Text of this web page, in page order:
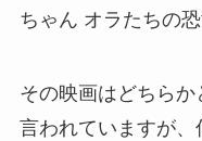
ちゃん オラたちの恐
その映画はどちらか
言われていますが